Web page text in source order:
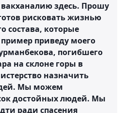
здесь. Прошу
рисковать жизнью
состава, которые
приведу моего
погибшего
на склоне горы в
назначить
Мы можем
достойных людей. Мы
ради спасения